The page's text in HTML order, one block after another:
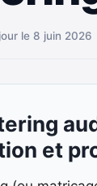
le 8 juin 2026
et